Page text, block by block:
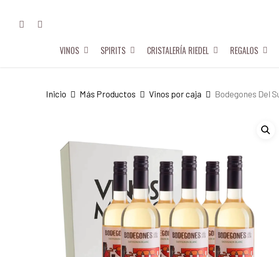
FACEBOOKINSTAGRAM
VINOS SPIRITS CRISTALERÍA RIEDEL REGALOS
Inicio Más Productos Vinos por caja Bodegones Del